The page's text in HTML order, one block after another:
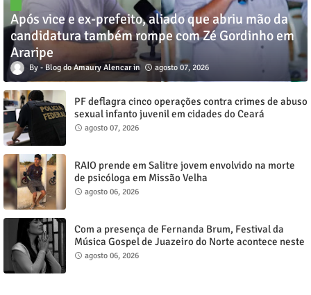
Após vice e ex-prefeito, aliado que abriu mão da
candidatura também rompe com Zé Gordinho em
Araripe
Blog do Amaury Alencar agosto 07, 2026
PF deflagra cinco operações contra crimes de abuso
sexual infanto juvenil em cidades do Ceará
agosto 07, 2026
RAIO prende em Salitre jovem envolvido na morte
de psicóloga em Missão Velha
agosto 06, 2026
Com a presença de Fernanda Brum, Festival da
Música Gospel de Juazeiro do Norte acontece neste
sábado, 8
agosto 06, 2026